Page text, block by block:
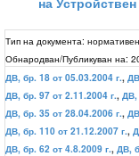
Тип на документа:
Обнародван/Публикуван на:
ДВ, бр. 18 от 05.03.2004 г.,
ДВ, бр. 97 от 2.11.2004 г., ДВ,
ДВ, бр. 35 от 28.04.2006 г.,
ДВ, бр. 110 от 21.12.2007 г.,
ДВ, бр. 62 от 4.8.2009 г., ДВ,